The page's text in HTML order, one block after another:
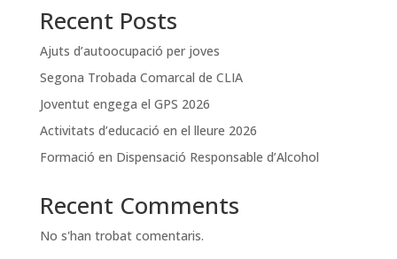
Recent Posts
Ajuts d’autoocupació per joves
Segona Trobada Comarcal de CLIA
Joventut engega el GPS 2026
Activitats d’educació en el lleure 2026
Formació en Dispensació Responsable d’Alcohol
Recent Comments
No s'han trobat comentaris.